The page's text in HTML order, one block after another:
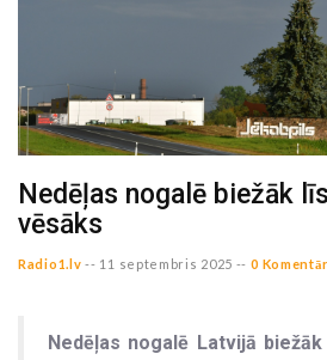
Nedēļas nogalē biežāk
vēsāks
Radio1.lv -- 11 septembris 2025 -- 0
Nedēļas nogalē Latvijā